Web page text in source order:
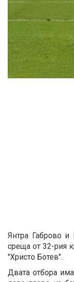
Янтра Габрово
среща от 32-рия
"Христо Ботев".
Двата отбора